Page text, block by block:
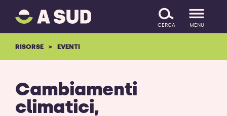
SALTA IL CONTENUTO
A
SUD
logo
ritorna
alla
CERCA MENU
RISORSE EVENTI
Cambiamenti
climatici,